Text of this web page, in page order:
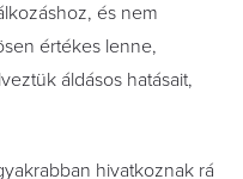
és nem
értékes lenne,
áldásos hatásait,
hivatkoznak rá